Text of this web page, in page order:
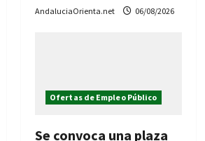
AndaluciaOrienta.net 06/08/2026
Ofertas de Empleo Público
Se convoca una plaza